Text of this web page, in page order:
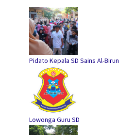
Pidato Kepala SD Sains Al-
Lowonga Guru SD